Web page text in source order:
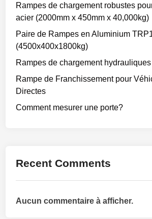
Rampes de chargement robustes
acier (2000mm x 450mm x 40,000kg)
Paire de Rampes en Aluminium
(4500x400x1800kg)
Rampes de chargement
Rampe de Franchissement pour
Directes
Comment mesurer une porte?
Recent Comments
Aucun commentaire à afficher.